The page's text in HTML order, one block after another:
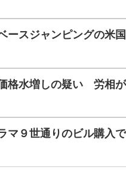
ースジャンピングの米
格水増しの疑い 労相
マ９世通りのビル購入